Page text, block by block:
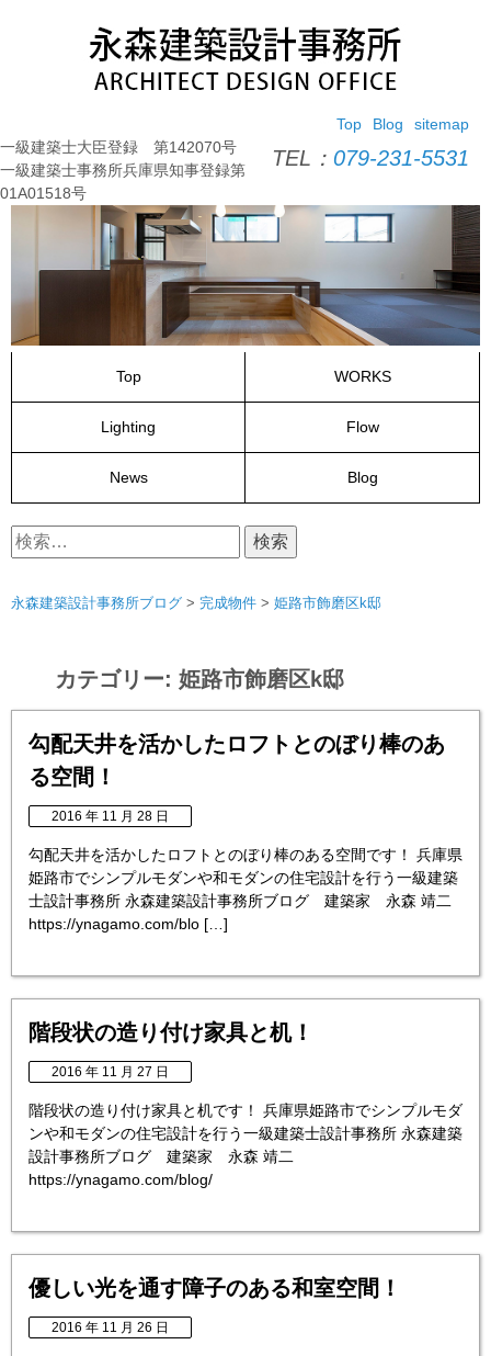
ス
キ
ッ
sitemap
Blog
Top
TEL： 079-231-5531
一級建築士大臣登録 第142070号
一級建築士事務所兵庫県知事登録第
01A01518号
Top WORKS
Lighting Flow
News Blog
検
索:
永森建築設計事務所ブログ > 完成物件 > 姫路市飾磨区k邸
カテゴリー: 姫路市飾磨区k邸
勾配天井を活かしたロフトとのぼり棒のあ
る空間！
2016 年 11 月 28 日
勾配天井を活かしたロフトとのぼり棒のある空間です！ 兵庫県
姫路市でシンプルモダンや和モダンの住宅設計を行う一級建築
士設計事務所 永森建築設計事務所ブログ 建築家 永森 靖二
https://ynagamo.com/blo […]
階段状の造り付け家具と机！
2016 年 11 月 27 日
階段状の造り付け家具と机です！ 兵庫県姫路市でシンプルモダ
ンや和モダンの住宅設計を行う一級建築士設計事務所 永森建築
設計事務所ブログ 建築家 永森 靖二
https://ynagamo.com/blog/
優しい光を通す障子のある和室空間！
2016 年 11 月 26 日